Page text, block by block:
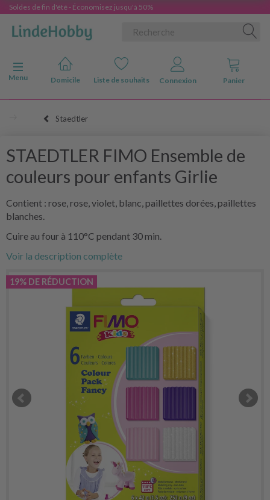
Soldes de fin d'été - Économisez jusqu'à 50%
Basculer la navigation
Menu
Domicile Liste de souhaits Connexion Panier
Staedtler
STAEDTLER FIMO Ensemble de
couleurs pour enfants Girlie
Contient : rose, rose, violet, blanc, paillettes dorées, paillettes
blanches.
Cuire au four à 110°C pendant 30 min.
Voir la description complète
19% DE RÉDUCTION